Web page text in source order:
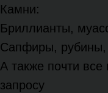
Камни:
Бриллианты,
Сапфиры, рубины,
А также почти
запросу